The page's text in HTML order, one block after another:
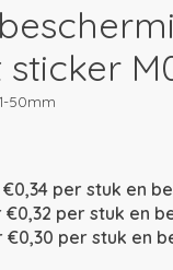
50mm
per stuk en
per stuk en
€0,30 per stuk en